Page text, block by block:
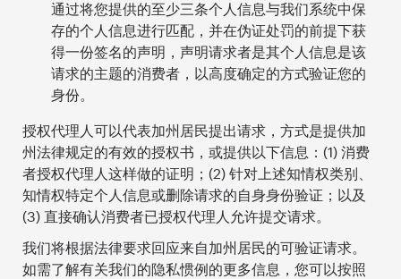
通过将您提供的至少三条个人信息与我们系统中保
存的个人信息进行匹配，并在伪证处罚的前提下获
得一份签名的声明，声明请求者是其个人信息是该
请求的主题的消费者，以高度确定的方式验证您的
身份。
授权代理人可以代表加州居民提出请求，方式是提供加
州法律规定的有效的授权书，或提供以下信息：(1) 消费
者授权代理人这样做的证明；(2) 针对上述知情权类别、
知情权特定个人信息或删除请求的自身身份验证；以及
(3) 直接确认消费者已授权代理人允许提交请求。
我们将根据法律要求回应来自加州居民的可验证请求。
如需了解有关我们的隐私惯例的更多信息，您可以按照